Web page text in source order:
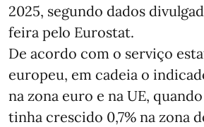
2025, segundo dados
feira pelo Eurostat.
De acordo com o serviço
europeu, em cadeia o
na zona euro e na UE,
tinha crescido 0,7% na zona